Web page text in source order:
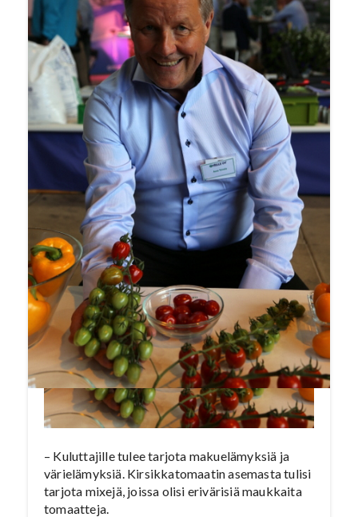
entisestään.
– Kuluttajille tulee tarjota makuelämyksiä ja
värielämyksiä. Kirsikkatomaatin asemasta tulisi
tarjota mixejä, joissa olisi erivärisiä maukkaita
tomaatteja.